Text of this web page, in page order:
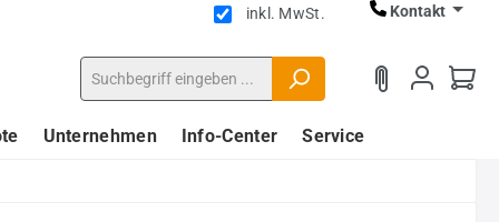
inkl. MwSt. Kontakt
Unternehmen Info-Center Service